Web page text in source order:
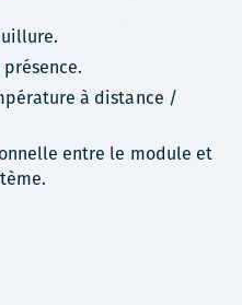
à distance /
entre le module et